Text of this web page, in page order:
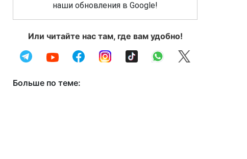
наши обновления в Google!
Или читайте нас там, где вам удобно!
Больше по теме: